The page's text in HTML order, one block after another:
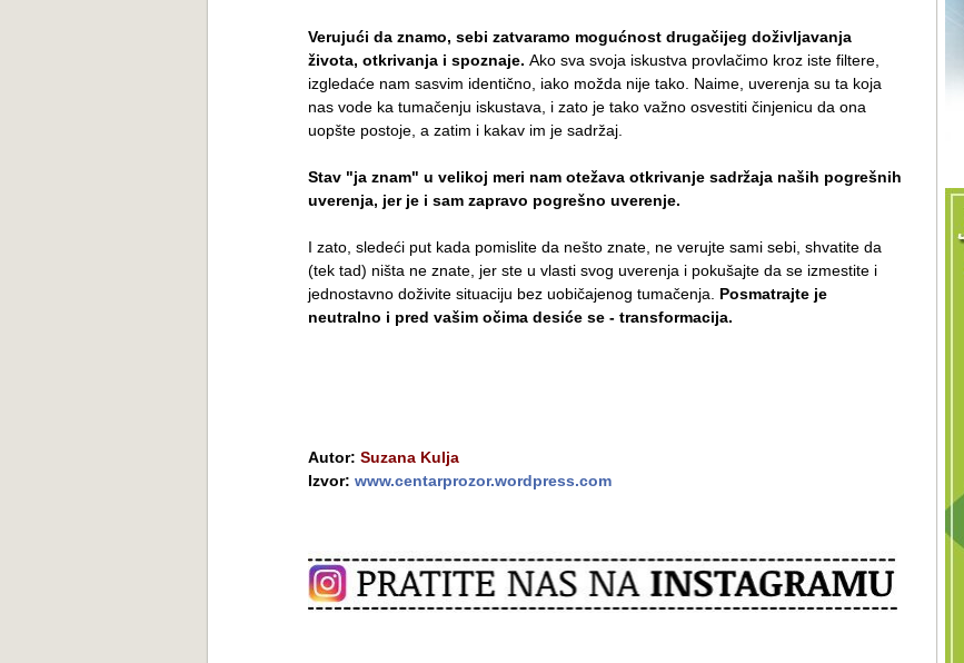
Verujući da znamo, sebi zatvaramo mogućnost drugačijeg doživljavanja
života, otkrivanja i spoznaje. Ako sva svoja iskustva provlačimo kroz iste filtere,
izgledaće nam sasvim identično, iako možda nije tako. Naime, uverenja su ta koja
nas vode ka tumačenju iskustava, i zato je tako važno osvestiti činjenicu da ona
uopšte postoje, a zatim i kakav im je sadržaj.
Stav "ja znam" u velikoj meri nam otežava otkrivanje sadržaja naših pogrešnih
uverenja, jer je i sam zapravo pogrešno uverenje.
I zato, sledeći put kada pomislite da nešto znate, ne verujte sami sebi, shvatite da
(tek tad) ništa ne znate, jer ste u vlasti svog uverenja i pokušajte da se izmestite i
jednostavno doživite situaciju bez uobičajenog tumačenja. Posmatrajte je
neutralno i pred vašim očima desiće se - transformacija.
Autor: Suzana Kulja
Izvor: www.centarprozor.wordpress.com